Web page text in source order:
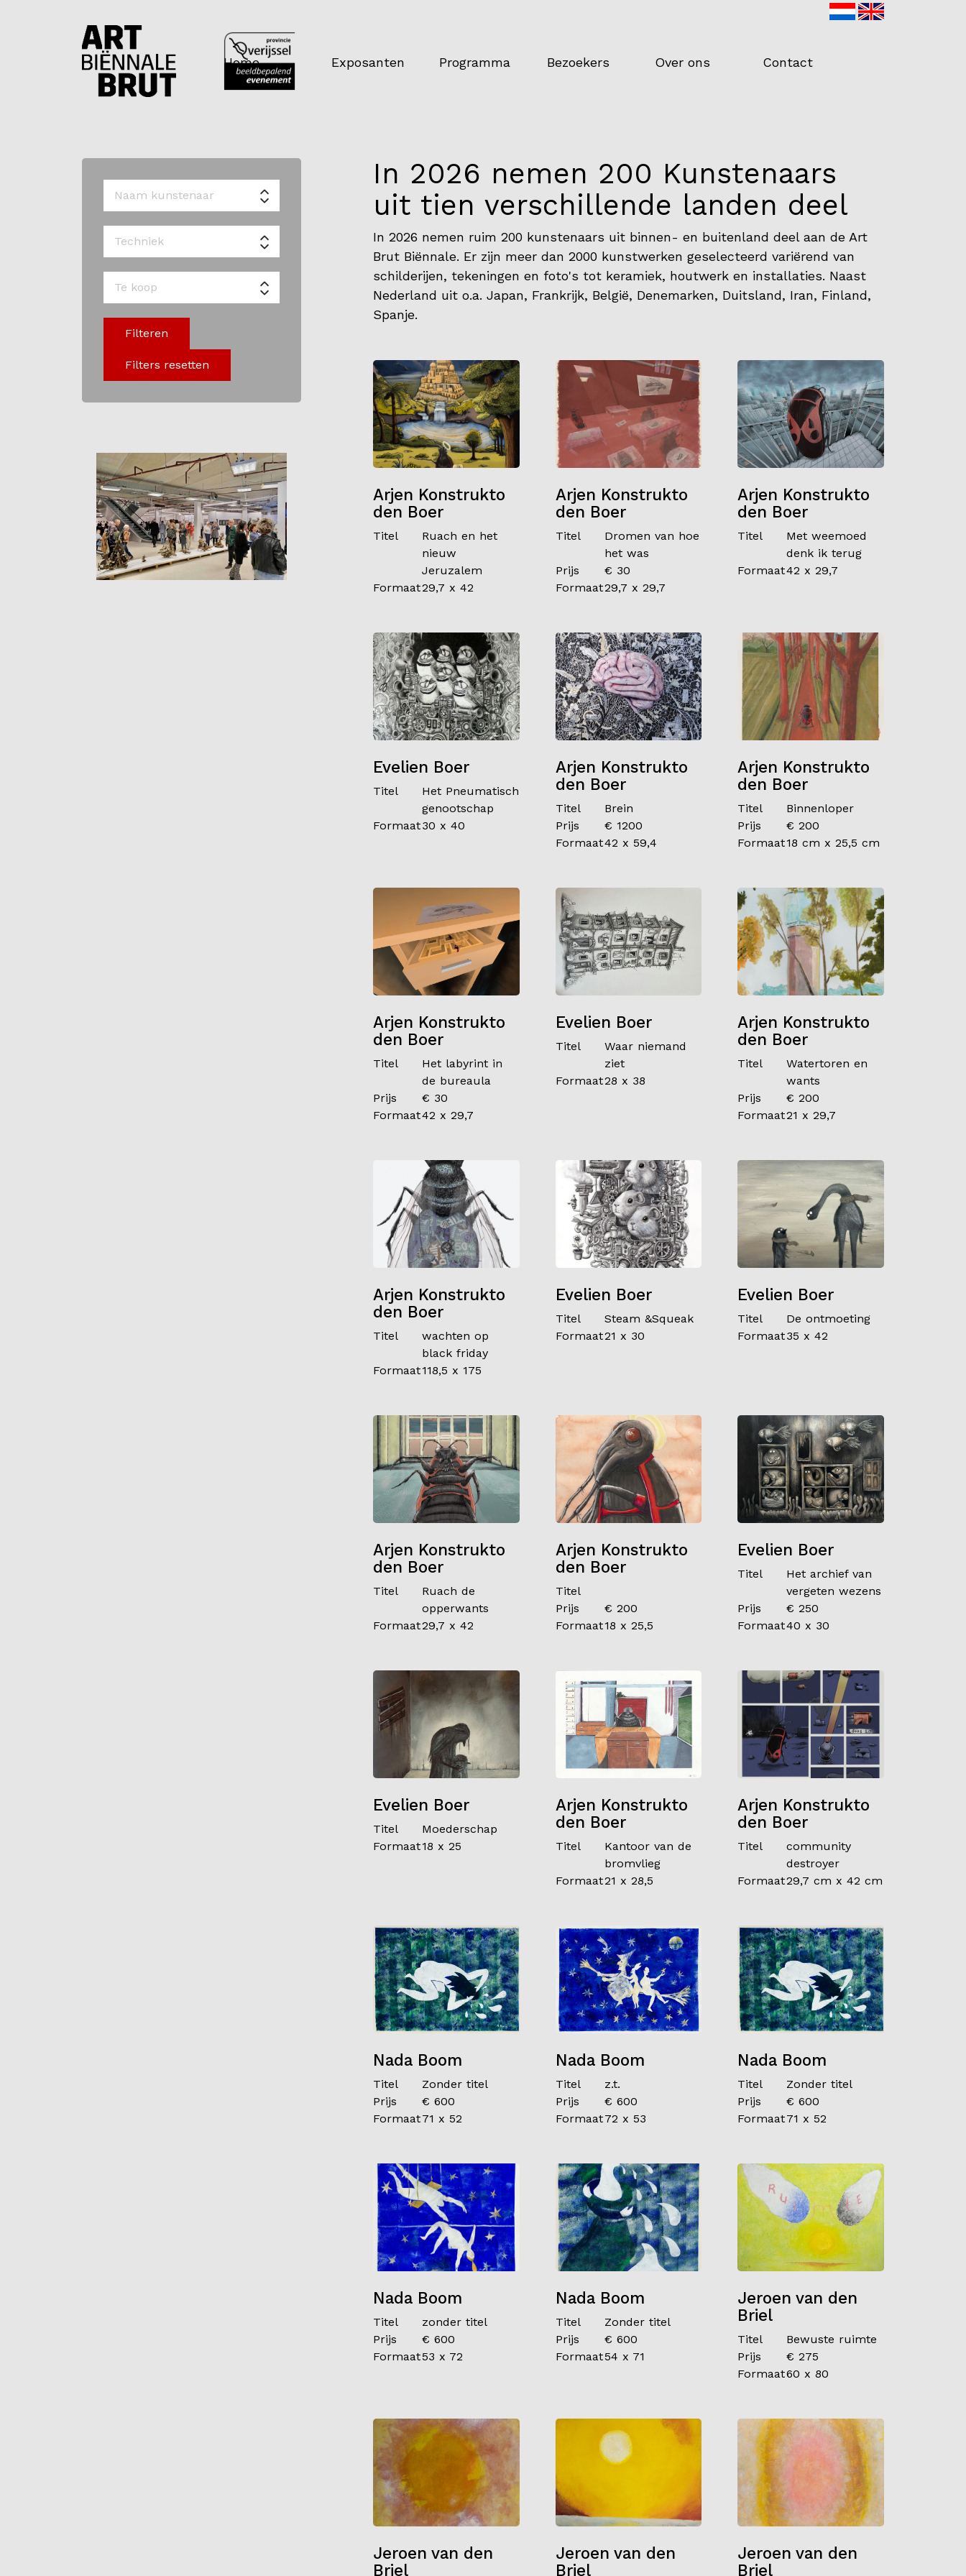
Home Exposanten Programma Bezoekers Over ons Contact
Home
Exposanten
2026
Programma
Onderwijs
Bezoekers
Parking
Over ons
Art Brut
Filteren
Filters resetten
In 2026 nemen 200 Kunstenaars
uit tien verschillende landen deel
In 2026 nemen ruim 200 kunstenaars uit binnen- en buitenland deel aan de Art
Brut Biënnale. Er zijn meer dan 2000 kunstwerken geselecteerd variërend van
schilderijen, tekeningen en foto's tot keramiek, houtwerk en installaties. Naast
Nederland uit o.a. Japan, Frankrijk, België, Denemarken, Duitsland, Iran, Finland,
Spanje.
Arjen Konstrukto
den Boer
Titel
Ruach en het
nieuw
Jeruzalem
Formaat29,7 x 42
Arjen Konstrukto
den Boer
Titel
Dromen van hoe
het was
Prijs
€ 30
Formaat29,7 x 29,7
Arjen Konstrukto
den Boer
Titel
Met weemoed
denk ik terug
Formaat42 x 29,7
Evelien Boer
Titel
Het Pneumatisch
genootschap
Formaat30 x 40
Arjen Konstrukto
den Boer
Titel
Brein
Prijs
€ 1200
Formaat42 x 59,4
Arjen Konstrukto
den Boer
Titel
Binnenloper
Prijs
€ 200
Formaat18 cm x 25,5 cm
Arjen Konstrukto
den Boer
Titel
Het labyrint in
de bureaula
Prijs
€ 30
Formaat42 x 29,7
Evelien Boer
Titel
Waar niemand
ziet
Formaat28 x 38
Arjen Konstrukto
den Boer
Titel
Watertoren en
wants
Prijs
€ 200
Formaat21 x 29,7
Arjen Konstrukto
den Boer
Titel
wachten op
black friday
Formaat118,5 x 175
Evelien Boer
Titel
Steam &Squeak
Formaat21 x 30
Evelien Boer
Titel
De ontmoeting
Formaat35 x 42
Arjen Konstrukto
den Boer
Titel
Ruach de
opperwants
Formaat29,7 x 42
Arjen Konstrukto
den Boer
Titel
Prijs
€ 200
Formaat18 x 25,5
Evelien Boer
Titel
Het archief van
vergeten wezens
Prijs
€ 250
Formaat40 x 30
Evelien Boer
Titel
Moederschap
Formaat18 x 25
Arjen Konstrukto
den Boer
Titel
Kantoor van de
bromvlieg
Formaat21 x 28,5
Arjen Konstrukto
den Boer
Titel
community
destroyer
Formaat29,7 cm x 42 cm
Nada Boom
Titel
Zonder titel
Prijs
€ 600
Formaat71 x 52
Nada Boom
Titel
z.t.
Prijs
€ 600
Formaat72 x 53
Nada Boom
Titel
Zonder titel
Prijs
€ 600
Formaat71 x 52
Nada Boom
Titel
zonder titel
Prijs
€ 600
Formaat53 x 72
Nada Boom
Titel
Zonder titel
Prijs
€ 600
Formaat54 x 71
Jeroen van den
Briel
Titel
Bewuste ruimte
Prijs
€ 275
Formaat60 x 80
Jeroen van den
Briel
Jeroen van den
Briel
Jeroen van den
Briel